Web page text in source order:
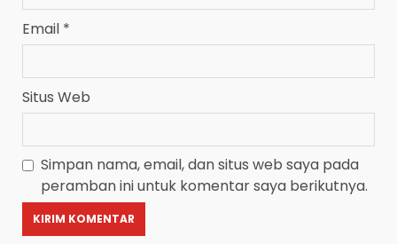
Email *
Situs Web
Simpan nama, email, dan situs web saya pada
peramban ini untuk komentar saya berikutnya.